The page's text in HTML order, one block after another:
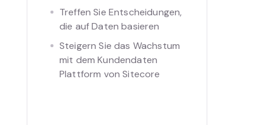
Treffen Sie Entscheidungen,
die auf Daten basieren
Steigern Sie das Wachstum
mit dem Kundendaten
Plattform von Sitecore